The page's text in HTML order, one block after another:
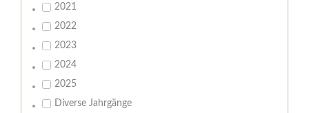
2021
2022
2023
2024
2025
Diverse Jahrgänge